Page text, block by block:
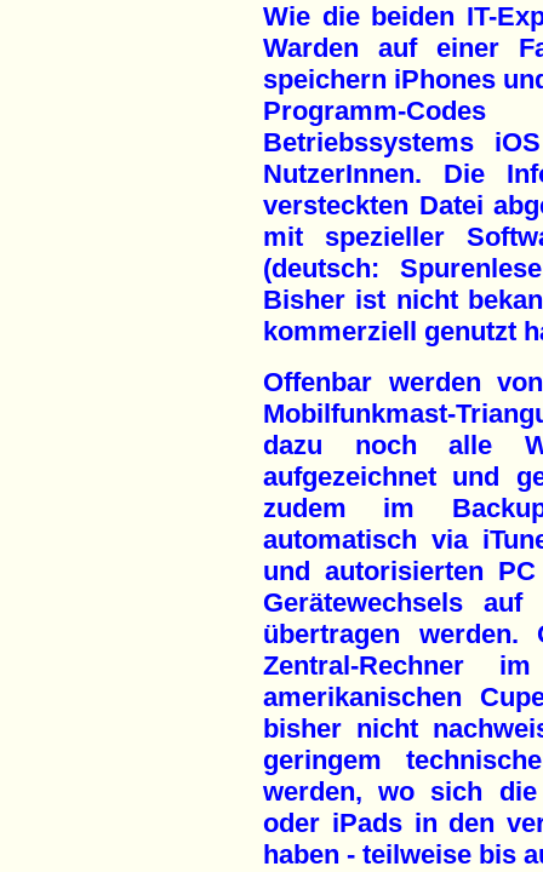
Wie die beiden IT-
Warden auf einer
speichern iPhones
Programm-
Betriebssystems
NutzerInnen. Die
versteckten Datei
mit spezieller
(deutsch:
Bisher ist nicht
kommerziell genutzt
Offenbar werden
Mobilfunkmast-
dazu noch alle
aufgezeichnet und
zudem im
automatisch via
und autorisierten
Gerätewechsels
übertragen
Zentral-Rechner
amerikanischen
bisher nicht
geringem
werden, wo sich die
oder iPads in den
haben - teilweise bis